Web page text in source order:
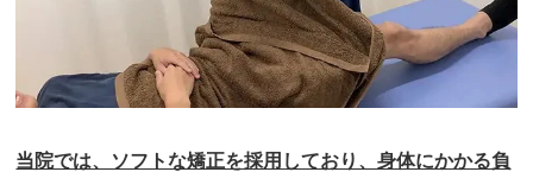
当院では、ソフトな矯正を採用しており、身体にかかる負